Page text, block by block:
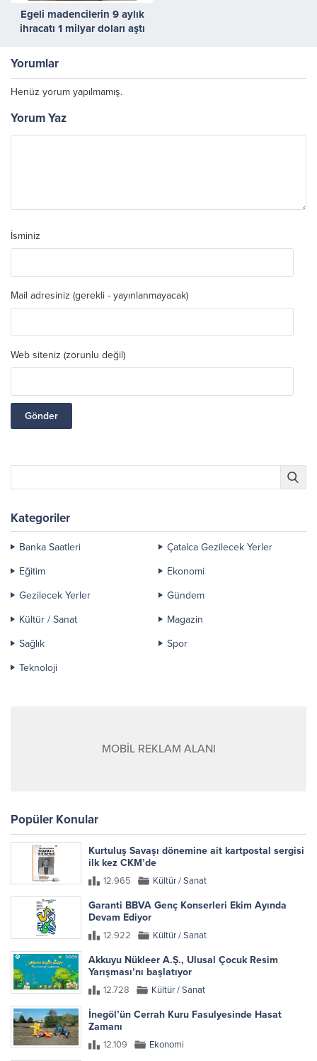
Egeli madencilerin 9 aylık
ihracatı 1 milyar doları aştı
Yorumlar
Henüz yorum yapılmamış.
Yorum Yaz
İsminiz
Mail adresiniz (gerekli - yayınlanmayacak)
Web siteniz (zorunlu değil)
Kategoriler
Banka Saatleri
Çatalca Gezilecek Yerler
Eğitim
Ekonomi
Gezilecek Yerler
Gündem
Kültür / Sanat
Magazin
Sağlık
Spor
Teknoloji
MOBİL REKLAM ALANI
Popüler Konular
Kurtuluş Savaşı dönemine ait kartpostal sergisi
ilk kez CKM’de
12.965 Kültür / Sanat
Garanti BBVA Genç Konserleri Ekim Ayında
Devam Ediyor
12.922 Kültür / Sanat
Akkuyu Nükleer A.Ş., Ulusal Çocuk Resim
Yarışması’nı başlatıyor
12.728 Kültür / Sanat
İnegöl’ün Cerrah Kuru Fasulyesinde Hasat
Zamanı
12.109 Ekonomi